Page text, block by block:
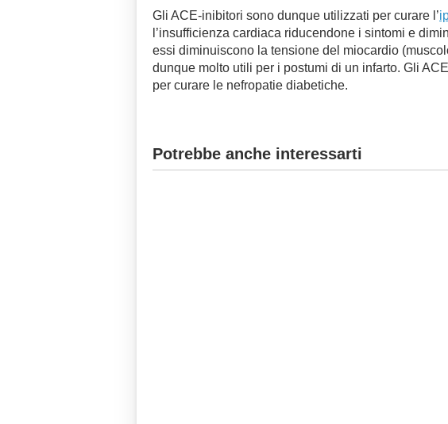
Gli ACE-inibitori sono dunque utilizzati per curare l’
l’insufficienza cardiaca riducendone i sintomi e
essi diminuiscono la tensione del miocardio
dunque molto utili per i postumi di un infarto. Gli
per curare le nefropatie diabetiche.
Potrebbe anche interessarti